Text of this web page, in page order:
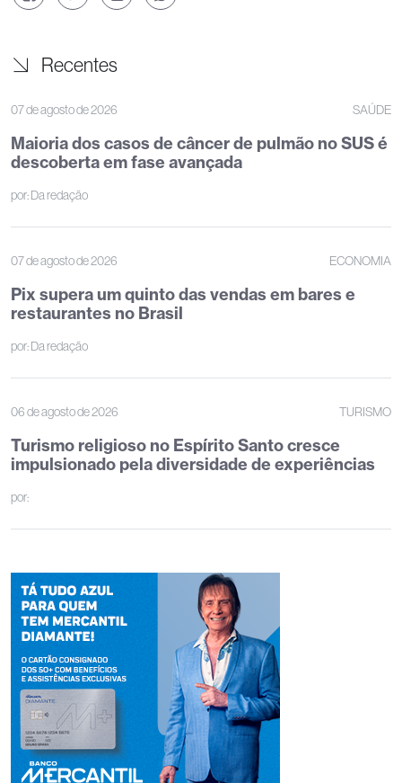
Recentes
07 de agosto de 2026 SAÚDE
Maioria dos casos de câncer de pulmão no SUS é
descoberta em fase avançada
por:Da redação
07 de agosto de 2026 ECONOMIA
Pix supera um quinto das vendas em bares e
restaurantes no Brasil
por:Da redação
06 de agosto de 2026 TURISMO
Turismo religioso no Espírito Santo cresce
impulsionado pela diversidade de experiências
por: